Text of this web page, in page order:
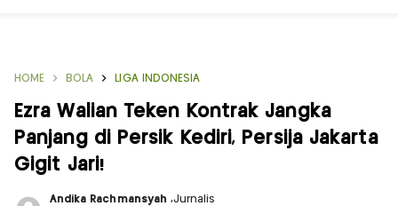
HOME BOLA LIGA INDONESIA
Ezra Walian Teken Kontrak Jangka
Panjang di Persik Kediri, Persija Jakarta
Gigit Jari!
Andika Rachmansyah ,Jurnalis